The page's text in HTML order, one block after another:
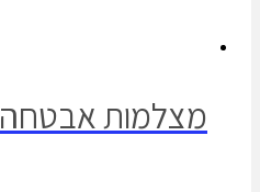
מצלמות אבטחה